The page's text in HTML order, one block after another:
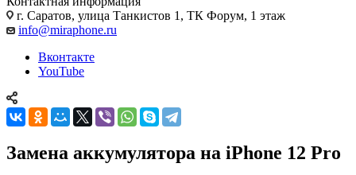
г. Саратов, улица Танкистов 1, ТК Форум, 1 этаж
info@miraphone.ru
Вконтакте
YouTube
Замена аккумулятора на iPhone 12 Pro